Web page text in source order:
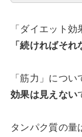
「ダイエット
「続ければそれ
「筋力」につ
効果は見えない
タンパク質の